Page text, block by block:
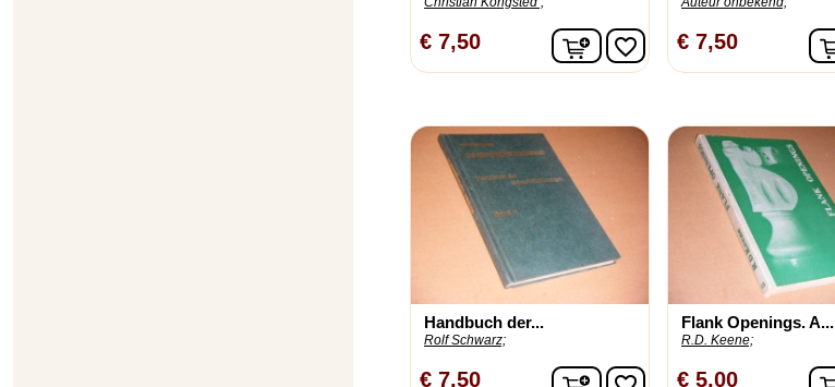
€ 7,50 In winkelwagen
favorite_border € 7,50
Handbuch der...
Rolf Schwarz;
€ 7,50 In winkelwagen
Flank Openings. A...
R.D. Keene;
€ 5,00